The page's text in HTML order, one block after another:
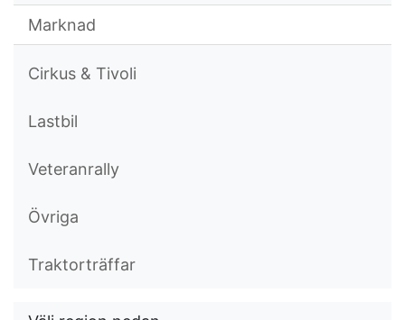
Marknad
Cirkus & Tivoli
Lastbil
Veteranrally
Övriga
Traktorträffar